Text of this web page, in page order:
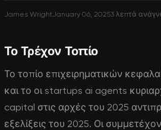
James WrightJanuary 06, 20253 λεπτά
Το Τρέχον Τοπίο
Το τοπίο επιχειρηματικών
και το οι startups ai agents
capital στις αρχές του 2025
εξελίξεις του 2025. Οι